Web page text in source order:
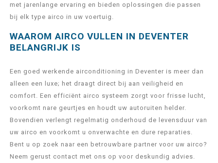
met jarenlange ervaring en bieden oplossingen die passen
bij elk type airco in uw voertuig.
WAAROM AIRCO VULLEN IN DEVENTER
BELANGRIJK IS
Een goed werkende airconditioning in Deventer is meer dan
alleen een luxe; het draagt direct bij aan veiligheid en
comfort. Een efficiënt airco systeem zorgt voor frisse lucht,
voorkomt nare geurtjes en houdt uw autoruiten helder.
Bovendien verlengt regelmatig onderhoud de levensduur van
uw airco en voorkomt u onverwachte en dure reparaties.
Bent u op zoek naar een betrouwbare partner voor uw airco?
Neem gerust contact met ons op voor deskundig advies.